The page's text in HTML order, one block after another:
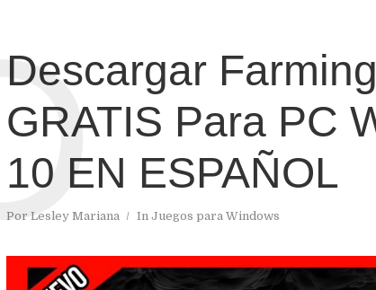
Descargar
GRATIS Para PC
10 EN ESPAÑOL
Por Lesley Mariana In Juegos para Windows
D